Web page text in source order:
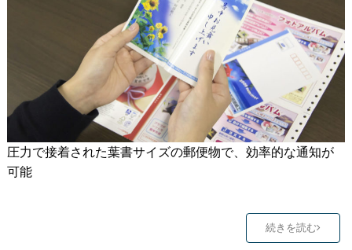
圧力で接着された葉書サイズの郵便物で、効率的な通知が
可能
続きを読む